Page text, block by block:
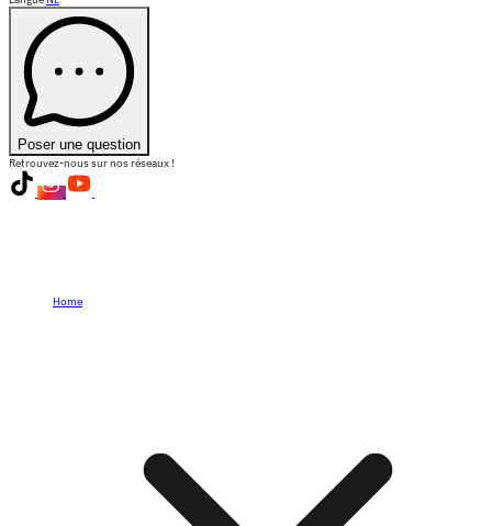
Poser une question
Retrouvez-nous sur nos réseaux !
Home